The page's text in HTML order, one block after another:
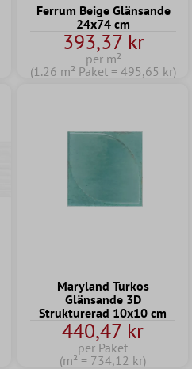
Ferrum Beige Glänsande
24x74 cm
393,37 kr
per m²
(1.26 m² Paket = 495,65 kr)
Maryland Turkos
Glänsande 3D
Strukturerad 10x10 cm
440,47 kr
per Paket
(m² = 734,12 kr)